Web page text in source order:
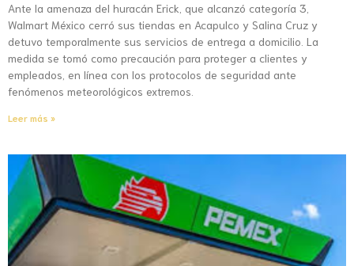
Ante la amenaza del huracán Erick, que alcanzó categoría 3,
Walmart México cerró sus tiendas en Acapulco y Salina Cruz y
detuvo temporalmente sus servicios de entrega a domicilio. La
medida se tomó como precaución para proteger a clientes y
empleados, en línea con los protocolos de seguridad ante
fenómenos meteorológicos extremos.
Leer más »